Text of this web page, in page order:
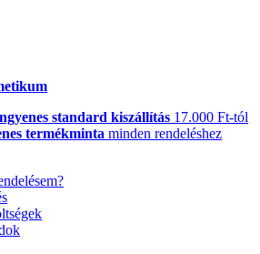
standard kiszállítás 17.000 Ft-tól
termékminta minden rendeléshez